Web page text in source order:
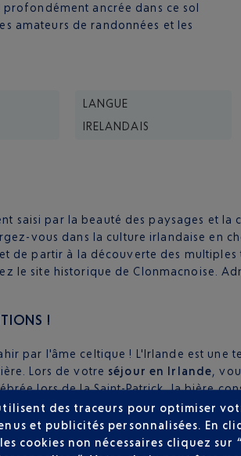
ancrée dans ce sol
amateurs de randonnées et les
LANGUE
IRELANDAIS
saisi par la beauté des paysages et
vous dans la culture irlandaise en
de partir à la découverte des
le site historique de Clonmacnoise.
!
par l'âme celtique ! L'Irlande est une
Lors de votre séjour en Irlande,
lors de la Saint-Patrick, la bière
les Irlandais discutent, chantent et
des traceurs pour optimiser
et publicités personnalisées. En
cookies non nécessaires cliquez sur